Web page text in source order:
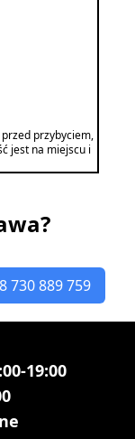
przybyciem,
jest na miejscu i
730 889 759
19:00